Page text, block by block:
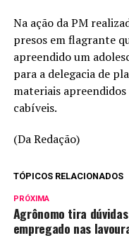
Na ação da PM
presos em flagrante
apreendido um
para a delegacia de
materiais
cabíveis.
(Da Redação)
TÓPICOS RELACIONADOS
PRÓXIMA
Agrônomo tira
empregado nas